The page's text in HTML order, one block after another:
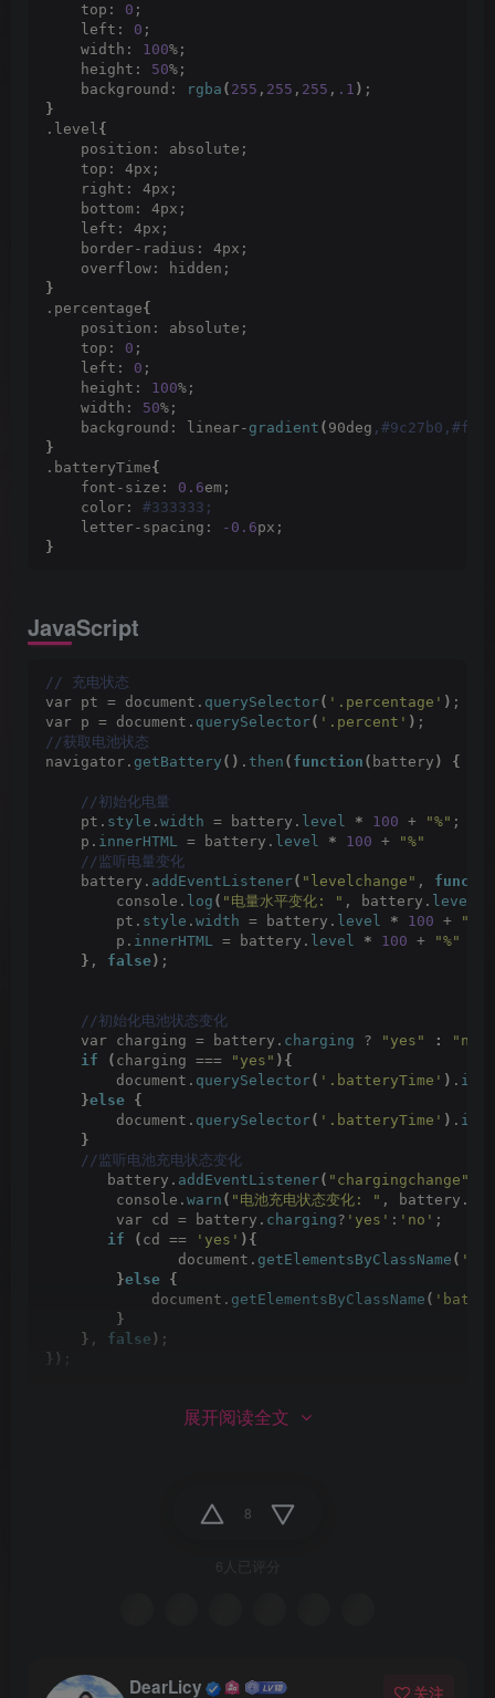
    top:
0 ;
    left:
0 ;
    width:
100%;
    height:
50%;
    background:
rgba ( 255 , 255 , 255 , .1 ) ;
}
.level{
    position: absolute;
    top: 4px;
    right: 4px;
    bottom: 4px;
    left: 4px;
    border-radius: 4px;
    overflow: hidden;
}
.percentage{
    position: absolute;
    top:
0 ;
    left:
0 ;
    height:
100%;
    width:
50%;
    background: linear-
gradient ( 90deg
}
.batteryTime{
    font-size:
0.6em;
    color:
#333333;
    letter-spacing:
-0.6px;
}
JavaScript
// 充电状态
var pt = document. querySelector( '.percentage' ) ;
var p = document. querySelector( '.percent' ) ;
//获取电池状态
navigator. getBattery () . then ( function ( battery ) {
//初始化电量
    pt.
style . width = battery. level * 100 + "%" ;
    p.
innerHTML = battery. level * 100 +
"%"
//监听电量变化
    battery.
addEventListener( "levelchange" ,
        console.
log ( "电量水平变化: " , battery. level
        pt.
style . width = battery. level * 100 + "%"
        p.
innerHTML = battery. level * 100 +
"%"
} , false) ;
//初始化电池状态变化
    var charging = battery.
charging ? "yes" : "no"
if
( charging === "yes" ){
        document.
querySelector( '.batteryTime' ) .
}else {
        document.
querySelector( '.batteryTime' ) .
}
//监听电池充电状态变化
       battery.
addEventListener( "chargingchange"
        console.
warn ( "电池充电状态变化: " , battery.
        var cd = battery.
charging? 'yes' : 'no' ;
if
( cd == 'yes' ){
               document.
getElementsByClassName (
}else {
            document.
getElementsByClassName (
}
} , false ) ;
})
;
展开阅读全文
8
6人已评分
DearLicy 关注